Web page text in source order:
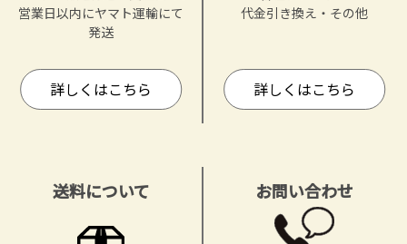
営業日以内にヤマト運輸にて
発送
詳しくはこちら
代金引き換え・その他
詳しくはこちら
送料について お問い合わせ